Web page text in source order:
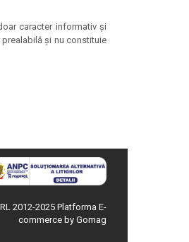
caracter informativ şi
şi nu constituie
2012-2025 Platforma E-
commerce by Gomag